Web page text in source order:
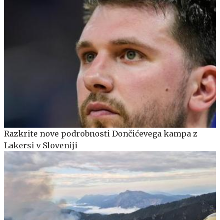
Razkrite nove podrobnosti Dončićevega kampa z
Lakersi v Sloveniji